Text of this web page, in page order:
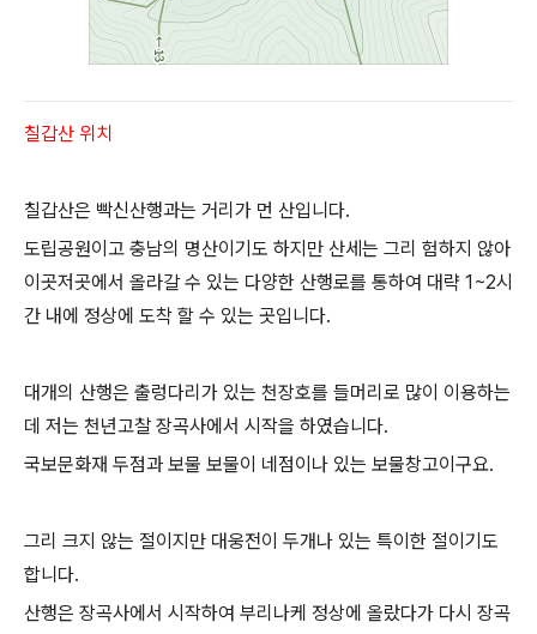
칠갑산 위치
칠갑산은 빡신산행과는 거리가 먼 산입니다.
도립공원이고 충남의 명산이기도 하지만 산세는 그리 험하지 않아
이곳저곳에서 올라갈 수 있는 다양한 산행로를 통하여 대략 1~2시
간 내에 정상에 도착 할 수 있는 곳입니다.
대개의 산행은 출렁다리가 있는 천장호를 들머리로 많이 이용하는
데 저는 천년고찰 장곡사에서 시작을 하였습니다.
국보문화재 두점과 보물 보물이 네점이나 있는 보물창고이구요.
그리 크지 않는 절이지만 대웅전이 두개나 있는 특이한 절이기도
합니다.
산행은 장곡사에서 시작하여 부리나케 정상에 올랐다가 다시 장곡